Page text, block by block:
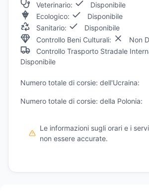
Veterinario:
Disponibile
Ecologico:
Disponibile
Sanitario:
Disponibile
Controllo Beni Culturali:
Non
Controllo Trasporto Stradale
Disponibile
Numero totale di corsie: dell'Ucraina:
Numero totale di corsie: della Polonia:
Le informazioni sugli orari e i
non essere accurate.